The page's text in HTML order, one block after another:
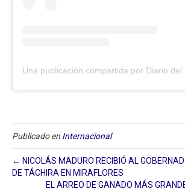
Publicado en Internacional
← NICOLÁS MADURO RECIBIÓ AL
DE TÁCHIRA EN MIRAFLORES
EL ARREO DE GANADO MÁS